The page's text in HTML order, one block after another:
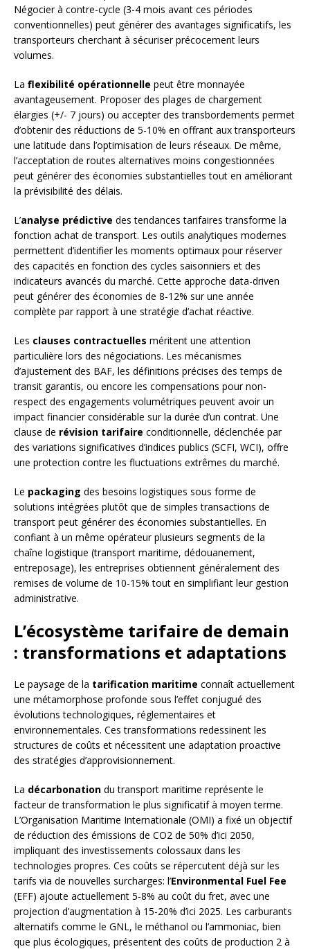
Négocier à contre-cycle (3-4 mois avant ces périodes
conventionnelles) peut générer des avantages significatifs, les
transporteurs cherchant à sécuriser précocement leurs
volumes.
La flexibilité opérationnelle peut être monnayée
avantageusement. Proposer des plages de chargement
élargies (+/- 7 jours) ou accepter des transbordements permet
d’obtenir des réductions de 5-10% en offrant aux transporteurs
une latitude dans l’optimisation de leurs réseaux. De même,
l’acceptation de routes alternatives moins congestionnées
peut générer des économies substantielles tout en améliorant
la prévisibilité des délais.
L’analyse prédictive des tendances tarifaires transforme la
fonction achat de transport. Les outils analytiques modernes
permettent d’identifier les moments optimaux pour réserver
des capacités en fonction des cycles saisonniers et des
indicateurs avancés du marché. Cette approche data-driven
peut générer des économies de 8-12% sur une année
complète par rapport à une stratégie d’achat réactive.
Les clauses contractuelles méritent une attention
particulière lors des négociations. Les mécanismes
d’ajustement des BAF, les définitions précises des temps de
transit garantis, ou encore les compensations pour non-
respect des engagements volumétriques peuvent avoir un
impact financier considérable sur la durée d’un contrat. Une
clause de révision tarifaire conditionnelle, déclenchée par
des variations significatives d’indices publics (SCFI, WCI), offre
une protection contre les fluctuations extrêmes du marché.
Le packaging des besoins logistiques sous forme de
solutions intégrées plutôt que de simples transactions de
transport peut générer des économies substantielles. En
confiant à un même opérateur plusieurs segments de la
chaîne logistique (transport maritime, dédouanement,
entreposage), les entreprises obtiennent généralement des
remises de volume de 10-15% tout en simplifiant leur gestion
administrative.
L’écosystème tarifaire de demain
: transformations et adaptations
Le paysage de la tarification maritime connaît actuellement
une métamorphose profonde sous l’effet conjugué des
évolutions technologiques, réglementaires et
environnementales. Ces transformations redessinent les
structures de coûts et nécessitent une adaptation proactive
des stratégies d’approvisionnement.
La décarbonation du transport maritime représente le
facteur de transformation le plus significatif à moyen terme.
L’Organisation Maritime Internationale (OMI) a fixé un objectif
de réduction des émissions de CO2 de 50% d’ici 2050,
impliquant des investissements colossaux dans les
technologies propres. Ces coûts se répercutent déjà sur les
tarifs via de nouvelles surcharges: l’Environmental Fuel Fee
(EFF) ajoute actuellement 5-8% au coût du fret, avec une
projection d’augmentation à 15-20% d’ici 2025. Les carburants
alternatifs comme le GNL, le méthanol ou l’ammoniac, bien
que plus écologiques, présentent des coûts de production 2 à